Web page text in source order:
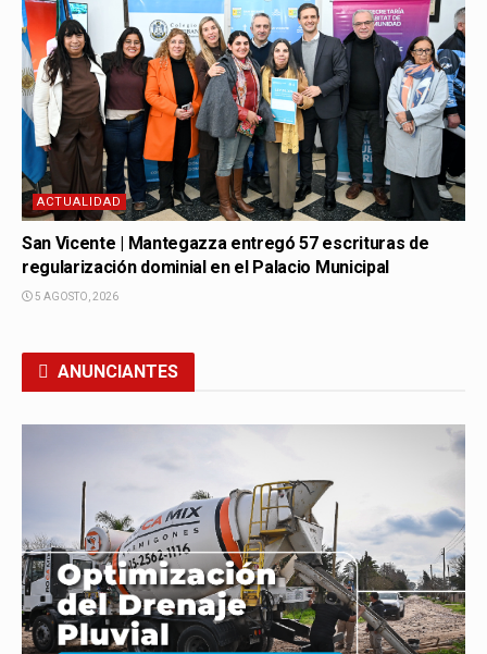
ACTUALIDAD
San Vicente | Mantegazza entregó 57 escrituras de
regularización dominial en el Palacio Municipal
5 AGOSTO, 2026
ANUNCIANTES